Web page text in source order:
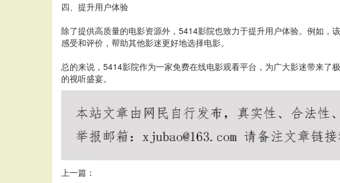
四、提升用户体验
除了提供高质量的电影资源外，5414影院也致力于提升用户体验。例如
感受和评价，帮助其他影迷更好地选择电影。
总的来说，5414影院作为一家免费在线电影观看平台，为广大影迷带来
的视听盛宴。
上一篇：